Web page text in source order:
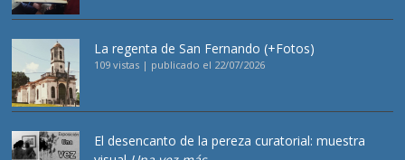
La regenta de San Fernando (+Fotos)
109 vistas | publicado el 22/07/2026
El desencanto de la pereza curatorial: muestra